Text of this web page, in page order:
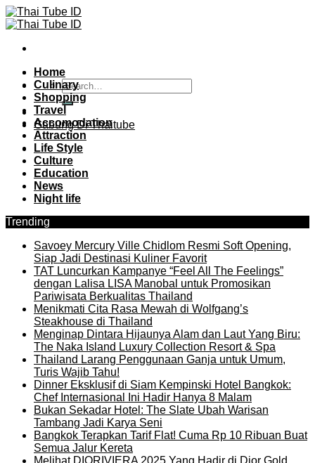
Skip
to
Gabung Di Thaitube
Home
Culinary
Shopping
Travel
Accomodation
Attraction
Life Style
Culture
Education
News
Night life
Trending
Savoey Mercury Ville Chidlom Resmi Soft Opening,
Siap Jadi Destinasi Kuliner Favorit
TAT Luncurkan Kampanye “Feel All The Feelings”
dengan Lalisa LISA Manobal untuk Promosikan
Pariwisata Berkualitas Thailand
Menikmati Cita Rasa Mewah di Wolfgang’s
Steakhouse di Thailand
Menginap Dintara Hijaunya Alam dan Laut Yang Biru:
The Naka Island Luxury Collection Resort & Spa
Thailand Larang Penggunaan Ganja untuk Umum,
Turis Wajib Tahu!
Dinner Eksklusif di Siam Kempinski Hotel Bangkok:
Chef Internasional Ini Hadir Hanya 8 Malam
Bukan Sekadar Hotel: The Slate Ubah Warisan
Tambang Jadi Karya Seni
Bangkok Terapkan Tarif Flat! Cuma Rp 10 Ribuan Buat
Semua Jalur Kereta
Melihat DIORIVIERA 2025 Yang Hadir di Dior Gold